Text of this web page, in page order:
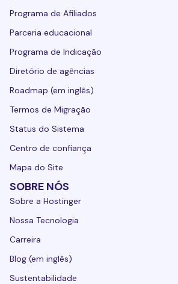
Programa de Afiliados
Parceria educacional
Programa de Indicação
Diretório de agências
Roadmap (em inglês)
Termos de Migração
Status do Sistema
Centro de confiança
Mapa do Site
SOBRE NÓS
Sobre a Hostinger
Nossa Tecnologia
Carreira
Blog (em inglês)
Sustentabilidade